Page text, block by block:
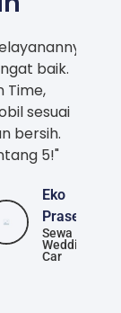
baik.
Time,
sesuai
bersih.
5!"
Eko
Prasetya
Sewa
Wedding
Car